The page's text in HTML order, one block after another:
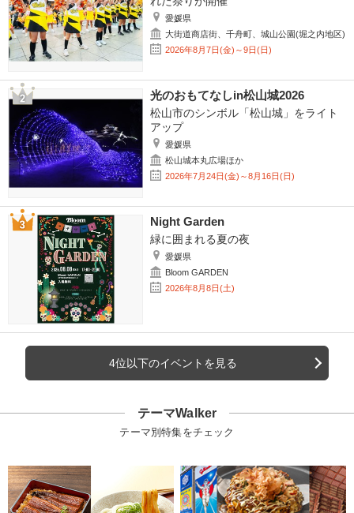
愛媛県
大街道商店街、千舟町、城山公園(堀之内地区)
2026年8月7日(金)～9日(日)
光のおもてなしin松山城2026
松山市のシンボル「松山城」をライト
アップ
愛媛県
松山城本丸広場ほか
2026年7月24日(金)～8月16日(日)
Night Garden
緑に囲まれる夏の夜
愛媛県
Bloom GARDEN
2026年8月8日(土)
4位以下のイベントを見る
テーマWalker
テーマ別特集をチェック